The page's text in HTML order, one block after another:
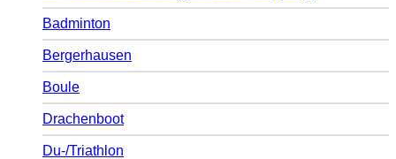
Badminton
Bergerhausen
Boule
Drachenboot
Du-/Triathlon